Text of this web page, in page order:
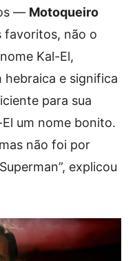
— Motoqueiro
favoritos, não o
Kal-El,
e significa
para sua
um nome bonito.
não foi por
explicou